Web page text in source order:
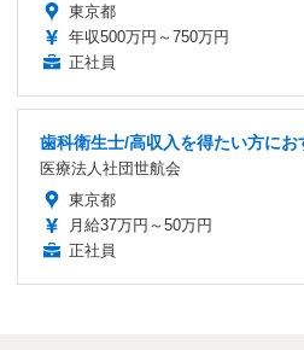
東京都
年収500万円～750万円
正社員
歯科衛生士/高収入を得たい方にお
医療法人社団世航会
東京都
月給37万円～50万円
正社員